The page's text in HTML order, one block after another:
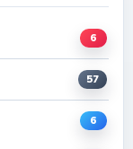
6
57
6